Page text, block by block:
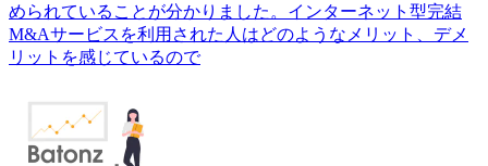
められていることが分かりました。インターネット型完結
M&Aサービスを利用された人はどのようなメリット、デメ
リットを感じているので